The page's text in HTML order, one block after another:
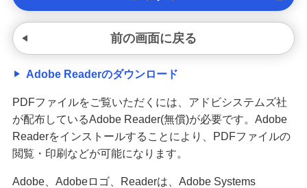
前の画面に戻る
Adobe Readerのダウンロード
PDFファイルをご覧いただくには、アドビシステムズ社
が配布しているAdobe Reader(無償)が必要です。Adobe
Readerをインストールすることにより、PDFファイルの
閲覧・印刷などが可能になります。
Adobe、Adobeロゴ、Readerは、Adobe Systems